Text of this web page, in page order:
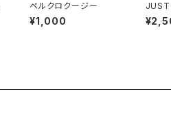
ベルクロクージー
¥1,000
JUST
ル